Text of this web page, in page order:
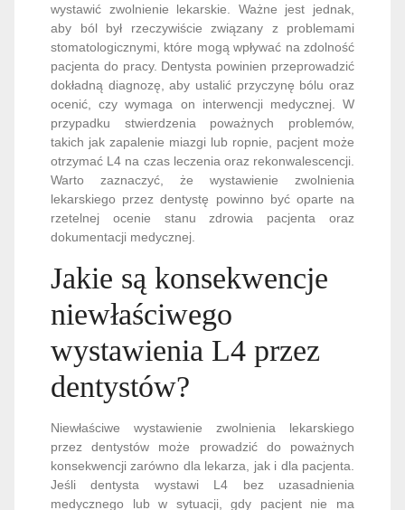
wystawić zwolnienie lekarskie. Ważne jest jednak,
aby ból był rzeczywiście związany z problemami
stomatologicznymi, które mogą wpływać na zdolność
pacjenta do pracy. Dentysta powinien przeprowadzić
dokładną diagnozę, aby ustalić przyczynę bólu oraz
ocenić, czy wymaga on interwencji medycznej. W
przypadku stwierdzenia poważnych problemów,
takich jak zapalenie miazgi lub ropnie, pacjent może
otrzymać L4 na czas leczenia oraz rekonwalescencji.
Warto zaznaczyć, że wystawienie zwolnienia
lekarskiego przez dentystę powinno być oparte na
rzetelnej ocenie stanu zdrowia pacjenta oraz
dokumentacji medycznej.
Jakie są konsekwencje
niewłaściwego
wystawienia L4 przez
dentystów?
Niewłaściwe wystawienie zwolnienia lekarskiego
przez dentystów może prowadzić do poważnych
konsekwencji zarówno dla lekarza, jak i dla pacjenta.
Jeśli dentysta wystawi L4 bez uzasadnienia
medycznego lub w sytuacji, gdy pacjent nie ma